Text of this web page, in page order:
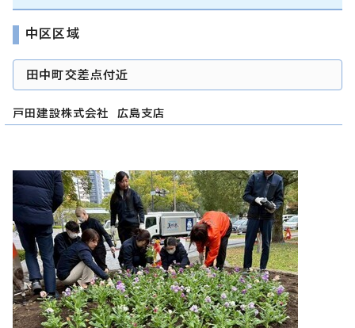
中区区域
田中町交差点付近
戸田建設株式会社 広島支店